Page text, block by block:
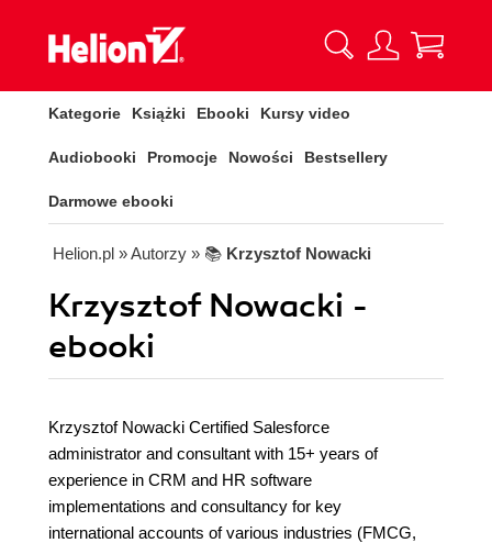
Kategorie Książki Ebooki Kursy video
Audiobooki Promocje Nowości Bestsellery
Darmowe ebooki
Helion.pl » Autorzy » 📚 Krzysztof Nowacki
Krzysztof Nowacki -
ebooki
Krzysztof Nowacki Certified Salesforce
administrator and consultant with 15+ years of
experience in CRM and HR software
implementations and consultancy for key
international accounts of various industries (FMCG,